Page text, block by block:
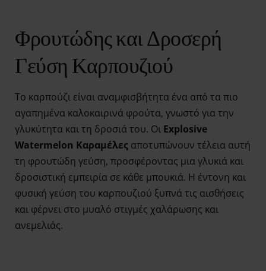
Φρουτώδης και Δροσερή
Γεύση Καρπουζιού
Το καρπούζι είναι αναμφισβήτητα ένα από τα πιο
αγαπημένα καλοκαιρινά φρούτα, γνωστό για την
γλυκύτητα και τη δροσιά του. Οι Explosive
Watermelon Καραμέλες αποτυπώνουν τέλεια αυτή
τη φρουτώδη γεύση, προσφέροντας μια γλυκιά και
δροσιστική εμπειρία σε κάθε μπουκιά. Η έντονη και
φυσική γεύση του καρπουζιού ξυπνά τις αισθήσεις
και φέρνει στο μυαλό στιγμές χαλάρωσης και
ανεμελιάς.